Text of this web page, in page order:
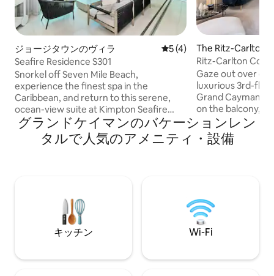
ジョージタウンのヴィラ レビュー4件、5つ星中5つ
5 (4)
Seafire Residence S301
Snorkel off Seven Mile Beach,
experience the finest spa in the
Caribbean, and return to this serene,
ocean-view suite at Kimpton Seafire
Resort. Named for the fiery glow of the
sunset off Grand Cayman's west coast,
this lifestyle resort has been ranked
everything you need for a rejuvenating
rights reserved. BEDROOM &
BATHROOM • Bedroom 1 - Primary: King
alone shower & bathtub, Dual vanity,
The Ritz-Carlton,
n Mile Beach,
のヴィラ
Ritz-Carlton
Residences
Gaze out over
luxurious 3rd-
Grand Cayman.
on the balcony,
begins to set.
Mile Beach to
bar and maybe
& BATHROOM •
King size bed,
with stand-alone
bathtub, Dual
Ocean view •
グランドケイマンのバケーションレン
タルで人気のアメニティ・設備
キッチン Wi-Fi